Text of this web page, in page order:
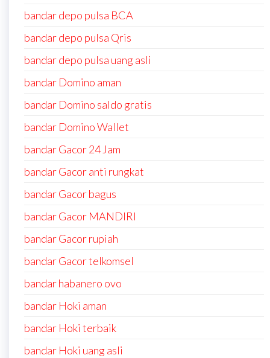
bandar depo pulsa BCA
bandar depo pulsa Qris
bandar depo pulsa uang asli
bandar Domino aman
bandar Domino saldo gratis
bandar Domino Wallet
bandar Gacor 24 Jam
bandar Gacor anti rungkat
bandar Gacor bagus
bandar Gacor MANDIRI
bandar Gacor rupiah
bandar Gacor telkomsel
bandar habanero ovo
bandar Hoki aman
bandar Hoki terbaik
bandar Hoki uang asli